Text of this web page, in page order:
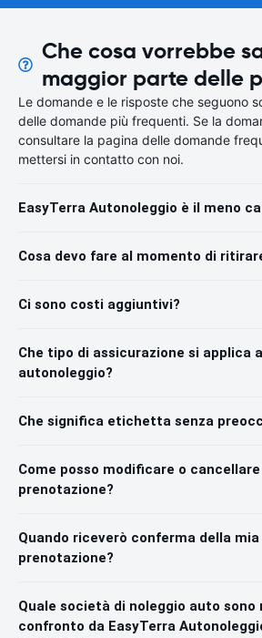
Che cosa vorrebbe
maggior parte delle
Le domande e le risposte che seguono
delle domande più frequenti. Se la
consultare la pagina delle domande
mettersi in contatto con noi.
EasyTerra Autonoleggio è il meno
Cosa devo fare al momento di
Ci sono costi aggiuntivi?
Che tipo di assicurazione si applica
autonoleggio?
Che significa etichetta senza
Come posso modificare o
prenotazione?
Quando riceverò conferma della mia
prenotazione?
Quale società di noleggio auto sono
confronto da EasyTerra